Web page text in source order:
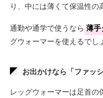
り、中には薄くて保温性の
通勤や通学で使うなら 薄
グウォーマーを使えるでし
お出かけなら「ファッ
レッグウォーマーは足首